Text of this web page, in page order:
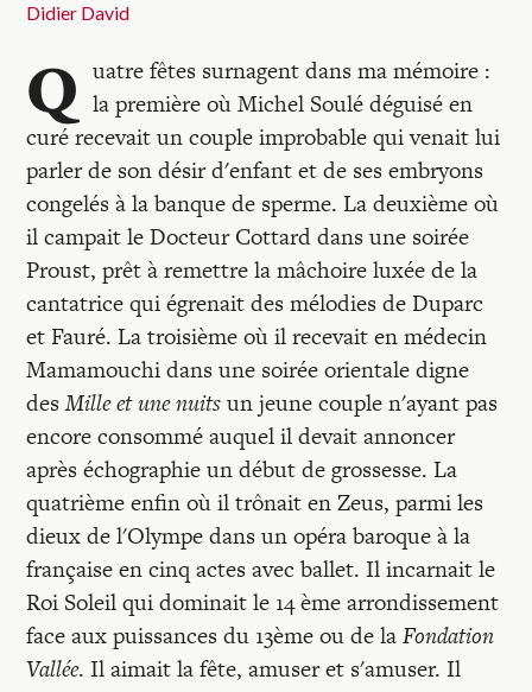
Blocs-notes
Recherches
Entretiens
Revues
Colloque
Mon panier
Mon compte
Didier David
Q uatre fêtes surnagent dans ma mémoire :
la première où Michel Soulé déguisé en
curé recevait un couple improbable qui venait lui
parler de son désir d'enfant et de ses embryons
congelés à la banque de sperme. La deuxième où
il campait le Docteur Cottard dans une soirée
Proust, prêt à remettre la mâchoire luxée de la
cantatrice qui égrenait des mélodies de Duparc
et Fauré. La troisième où il recevait en médecin
Mamamouchi dans une soirée orientale digne
desMille et une nuitsun jeune couple n'ayant pas
encore consommé auquel il devait annoncer
après échographie un début de grossesse. La
quatrième enfin où il trônait en Zeus, parmi les
dieux de l'Olympe dans un opéra baroque à la
française en cinq actes avec ballet. Il incarnait le
Roi Soleil qui dominait le 14 ème arrondissement
face aux puissances du 13ème ou de laFondation
Vallée. Il aimait la fête, amuser et s'amuser. Il